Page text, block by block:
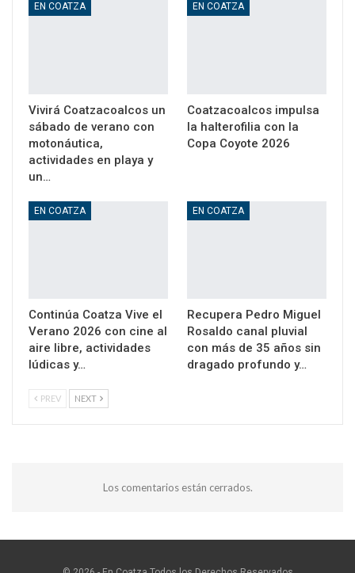
EN COATZA
Vivirá Coatzacoalcos un
sábado de verano con
motonáutica,
actividades en playa y
un…
EN COATZA
Coatzacoalcos impulsa
la halterofilia con la
Copa Coyote 2026
EN COATZA
Continúa Coatza Vive el
Verano 2026 con cine al
aire libre, actividades
lúdicas y…
EN COATZA
Recupera Pedro Miguel
Rosaldo canal pluvial
con más de 35 años sin
dragado profundo y…
PREV NEXT
Los comentarios están cerrados.